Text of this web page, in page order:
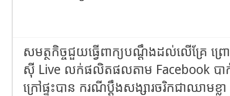
សមត្ថកិច្ចជួយធ្វើពាក្យបណ្តឹងដល់លើគ្រែ ព្រ
ស៊ី Live លក់ផលិតផលតាម Facebook បា
ក្រៅផ្ទះបាន ករណីប្តឹងសង្សារចរិកជាឈាមខ្លា